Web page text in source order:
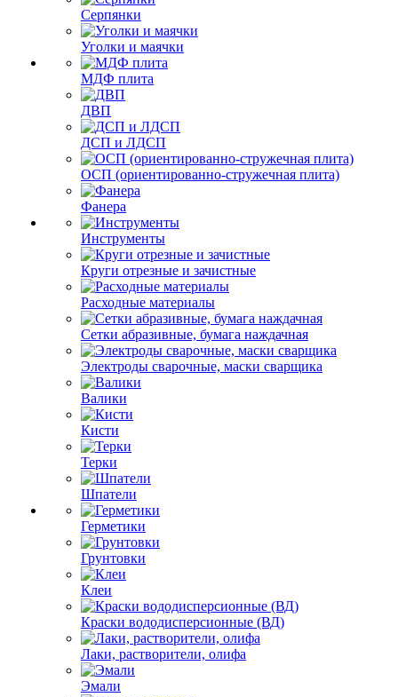
Серпянки
Уголки и маячки
МДФ плита
ДВП
ДСП и ЛДСП
ОСП (ориентированно-стружечная плита)
Фанера
Инструменты
Круги отрезные и зачистные
Расходные материалы
Сетки абразивные, бумага наждачная
Электроды сварочные, маски сварщика
Валики
Кисти
Терки
Шпатели
Герметики
Грунтовки
Клеи
Краски вододисперсионные (ВД)
Лаки, растворители, олифа
Эмали